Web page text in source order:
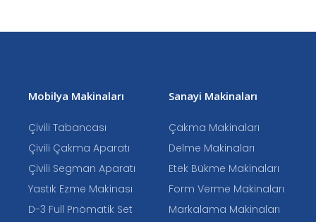
Mobilya Makinaları
Çivili Tabancası
Çivili Çakma Aparatı
Çivili Segman Aparatı
Yastık Ezme Makinası
D-3 Full Pnömatik Set
Sanayi Makinaları
Çakma Makinaları
Delme Makinaları
Etek Bükme Makinaları
Form Verme Makinaları
Markalama Makinaları